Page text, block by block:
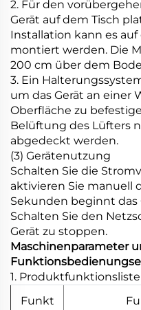
2. Für den
Gerät auf dem Tisch
Installation kann es
montiert werden. Die
200 cm über dem
3. Ein
um das Gerät an einer
Oberfläche zu
Belüftung des Lüfters
abgedeckt werden.
(3) Gerätenutzung
Schalten Sie die
aktivieren Sie manuell
Sekunden beginnt das
Schalten Sie den
Gerät zu stoppen.
Maschinenparameter
1. Produktfunktionsliste
Funkt